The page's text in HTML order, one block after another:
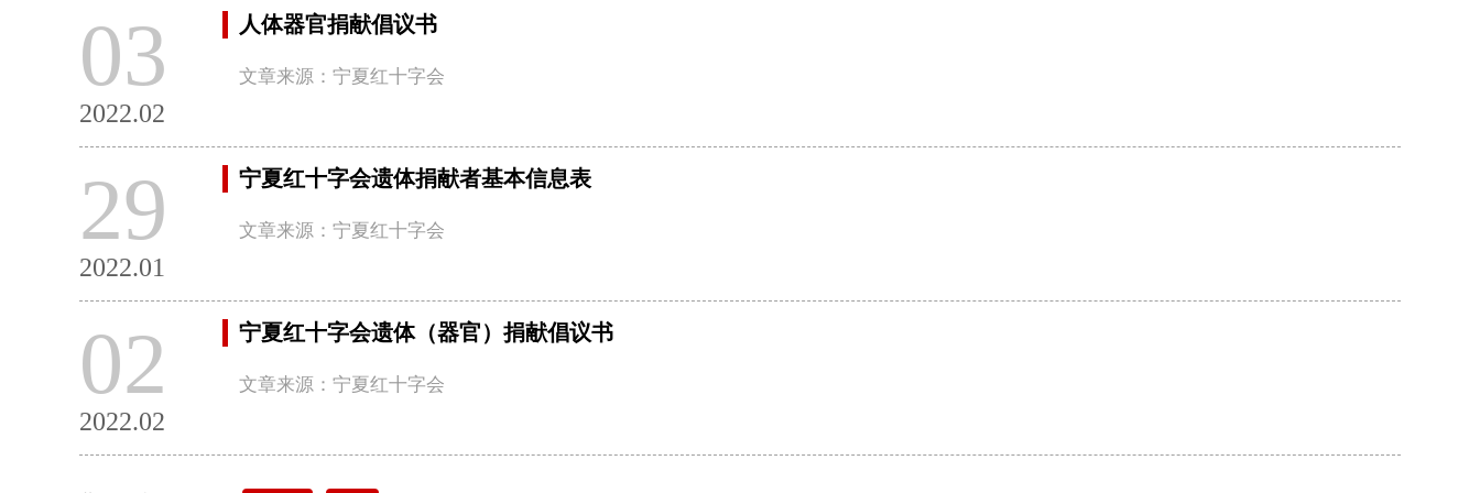
03
2022.02
人体器官捐献倡议书
文章来源：宁夏红十字会
29
2022.01
宁夏红十字会遗体捐献者基本信息表
文章来源：宁夏红十字会
02
2022.02
宁夏红十字会遗体（器官）捐献倡议书
文章来源：宁夏红十字会